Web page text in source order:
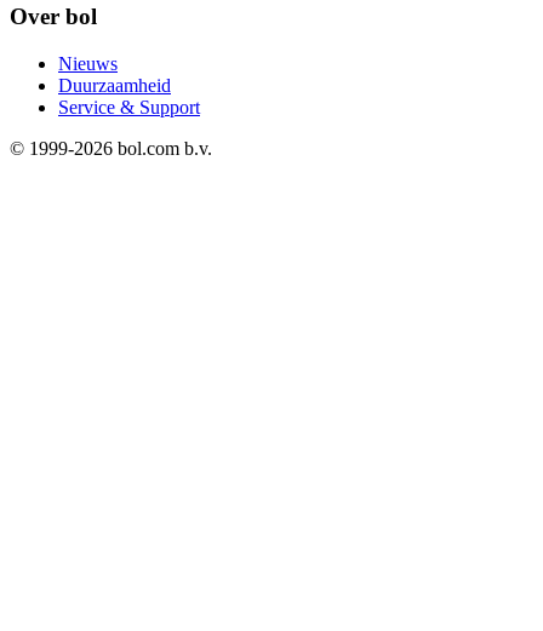
Over bol
Nieuws
Duurzaamheid
Service & Support
© 1999-2026 bol.com b.v.